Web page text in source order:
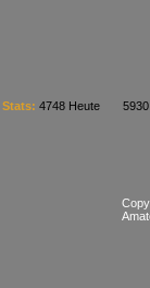
Stats: 4748 Heute